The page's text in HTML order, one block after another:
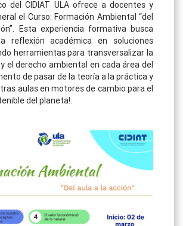
del CIDIAT ULA ofrece a docentes y
el Curso: Formación Ambiental “del
Esta experiencia formativa busca
reflexión académica en soluciones
herramientas para transversalizar la
el derecho ambiental en cada área del
de pasar de la teoría a la práctica y
aulas en motores de cambio para el
del planeta!